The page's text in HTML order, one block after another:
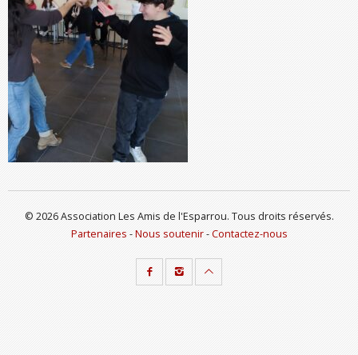
© 2026 Association Les Amis de l'Esparrou. Tous droits réservés.
Partenaires -Nous soutenir-Contactez-nous